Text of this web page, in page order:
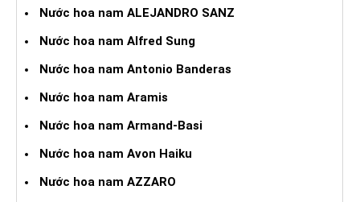
Nước hoa nam ALEJANDRO SANZ
Nước hoa nam Alfred Sung
Nước hoa nam Antonio Banderas
Nước hoa nam Aramis
Nước hoa nam Armand-Basi
Nước hoa nam Avon Haiku
Nước hoa nam AZZARO